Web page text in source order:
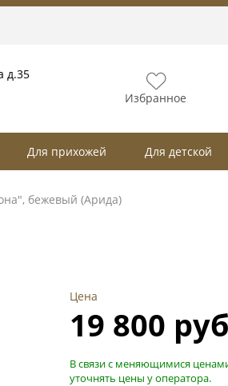
д.35
Избранное
Для прихожей Для детской
бежевый (Арида)
Цена
19 800
В связи с меняющимися
уточнять цены у оператора.